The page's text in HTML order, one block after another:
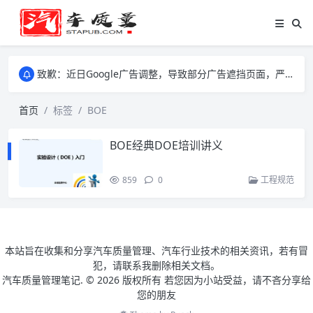
致歉：近日Google广告调整，导致部分广告遮挡页面，严重影响大家访问体验，将尽快调整完成，由此带来的不便，特意致歉！
致歉：近日Google广告调整，导致部分广告遮挡页面，严重影响大家访问体验，将尽快调整完成，由此带来的不便，特意致歉！
首页 标签 BOE
BOE经典DOE培训讲义
859 0 工程规范
本站旨在收集和分享汽车质量管理、汽车行业技术的相关资讯，若有冒
犯，请联系我删除相关文档。
汽车质量管理笔记. © 2026 版权所有 若您因为小站受益，请不吝分享给
您的朋友